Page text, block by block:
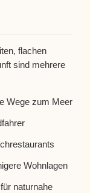
flachen
sind mehrere
Wege zum Meer
Wohnlagen
naturnahe